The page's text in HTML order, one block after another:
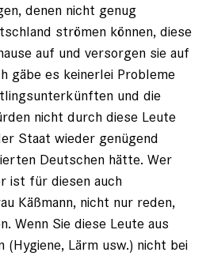
denen nicht genug
strömen können, diese
auf und versorgen sie auf
gäbe es keinerlei Probleme
und die
nicht durch diese Leute
Staat wieder genügend
Deutschen hätte. Wer
ist für diesen auch
Käßmann, nicht nur reden,
Wenn Sie diese Leute aus
(Hygiene, Lärm usw.) nicht bei